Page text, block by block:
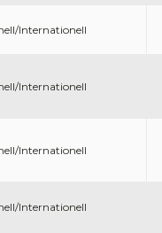
Internationell
Internationell
Internationell
Internationell